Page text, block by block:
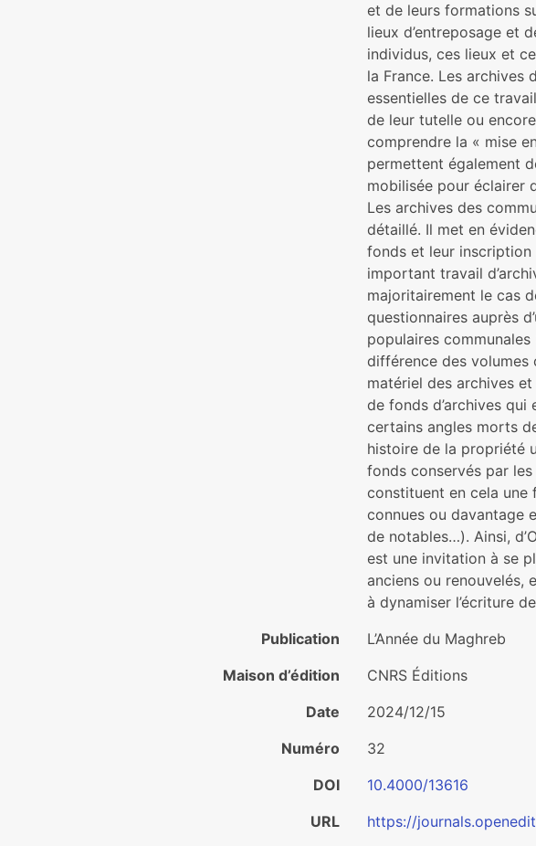
et de leurs formations
lieux d’entreposage et
individus, ces lieux et
la France. Les archives
essentielles de ce
de leur tutelle ou
comprendre la « mise
permettent également
mobilisée pour éclairer
Les archives des
détaillé. Il met en
fonds et leur inscription
important travail
majoritairement le cas
questionnaires auprès
populaires
différence des volumes
matériel des archives
de fonds d’archives
certains angles morts
histoire de la propriété
fonds conservés par
constituent en cela une
connues ou davantage
de notables…). Ainsi,
est une invitation à se
anciens ou renouvelés,
à dynamiser l’écriture
Publication
L’Année du Maghreb
Maison d’édition
CNRS Éditions
Date
2024/12/15
Numéro
32
DOI
10.4000/13616
URL
https://